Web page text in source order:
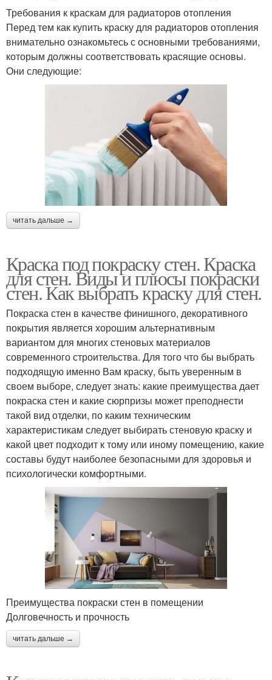
Требования к краскам для радиаторов отопления
Перед тем как купить краску для радиаторов отопления
внимательно ознакомьтесь с основными требованиями,
которым должны соответствовать красящие основы.
Они следующие:
читать дальше →
Краска под покраску стен. Краска
для стен. Виды и плюсы покраски
стен. Как выбрать краску для стен.
Покраска стен в качестве финишного, декоративного
покрытия является хорошим альтернативным
вариантом для многих стеновых материалов
современного строительства. Для того что бы выбрать
подходящую именно Вам краску, быть уверенным в
своем выборе, следует знать: какие преимущества дает
покраска стен и какие сюрпризы может преподнести
такой вид отделки, по каким техническим
характеристикам следует выбирать стеновую краску и
какой цвет подходит к тому или иному помещению, какие
составы будут наиболее безопасными для здоровья и
психологически комфортными.
Преимущества покраски стен в помещении
Долговечность и прочность
читать дальше →